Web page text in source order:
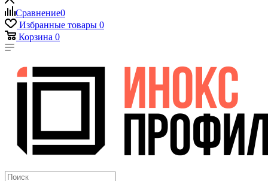
Сравнение0
Избранные товары 0
Корзина 0